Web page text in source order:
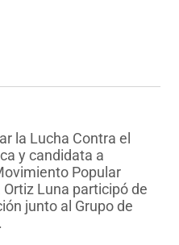
la Lucha Contra el
y candidata a
Popular
Luna participó de
junto al Grupo de